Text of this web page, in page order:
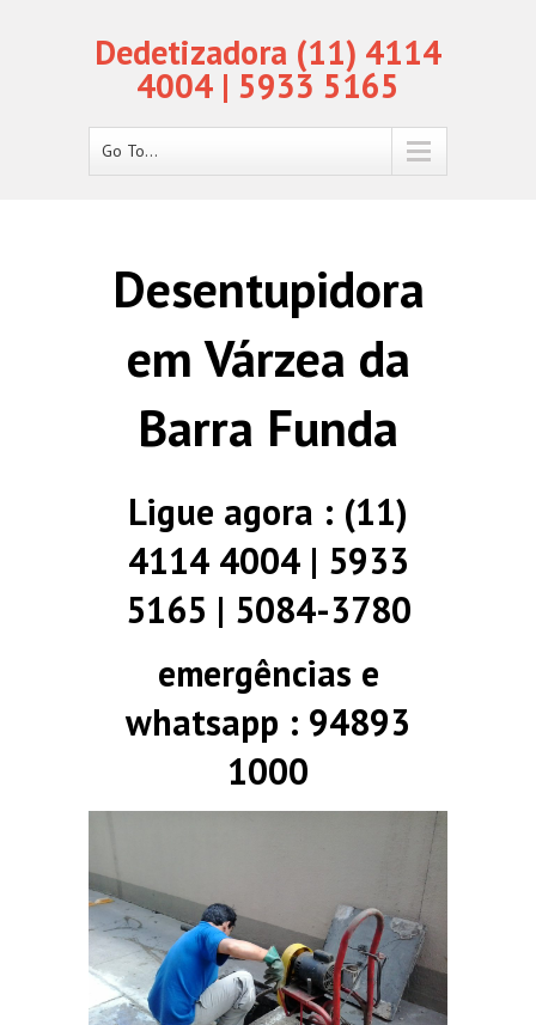
Dedetizadora (11) 4114
4004 | 5933 5165
Go To...
Desentupidora
em Várzea da
Barra Funda
Ligue agora : (11)
4114 4004 | 5933
5165 | 5084-3780
emergências e
whatsapp : 94893
1000